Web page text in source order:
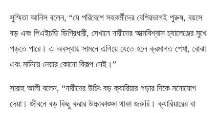
সুস্মিতা আনিস বলেন, “যে পরিবেশে সহকর্মীদের বেশিরভাগই পুরুষ, বয়সে
বড় এবং পিএইচডি ডিগ্রিধারী, সেখানে নারীদের আত্মবিশ্বাস চ্যালেঞ্জের মুখে
পড়তে পারে। এ অবস্থায় সামনে এগিয়ে যেতে হলে ক্রমাগত শেখা, বোঝা
এবং মানিয়ে নেয়ার কোনো বিকল্প নেই।”
সারাহ আলী বলেন, “নারীদের উচিৎ বড় ক্যারিয়ার গড়ার দিকে মনোযোগ
দেয়া। জীবনে বড় কিছু করার উচ্চাকাঙ্ক্ষা থাকা জরুরি। ক্যারিয়ারের বা